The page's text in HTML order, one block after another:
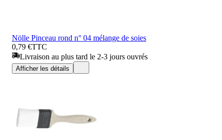
Nölle Pinceau rond n° 04 mélange de soies
0,79 €TTC
Livraison au plus tard le 2-3 jours ouvrés
Afficher les détails